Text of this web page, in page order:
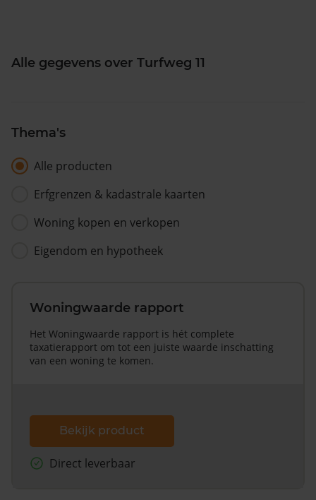
Alle gegevens over Turfweg 11
Thema's
Alle producten
Erfgrenzen & kadastrale kaarten
Woning kopen en verkopen
Eigendom en hypotheek
Woningwaarde rapport
Het Woningwaarde rapport is hét complete
taxatierapport om tot een juiste waarde inschatting
van een woning te komen.
Bekijk product
Direct leverbaar